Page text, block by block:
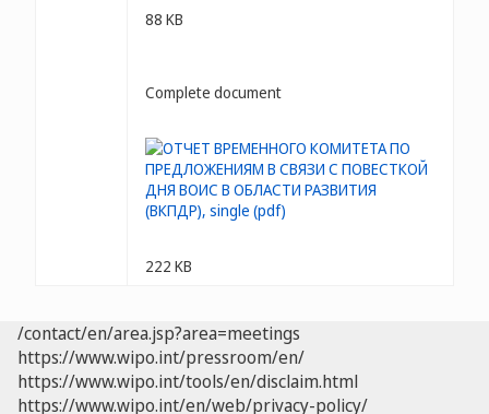
88 KB
Complete document
222 KB
/contact/en/area.jsp?area=meetings
https://www.wipo.int/pressroom/en/
https://www.wipo.int/tools/en/disclaim.html
https://www.wipo.int/en/web/privacy-policy/